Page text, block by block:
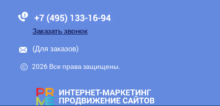
88005555550
Заказать звонок
(Для заказов)
2026 Все права защищены.